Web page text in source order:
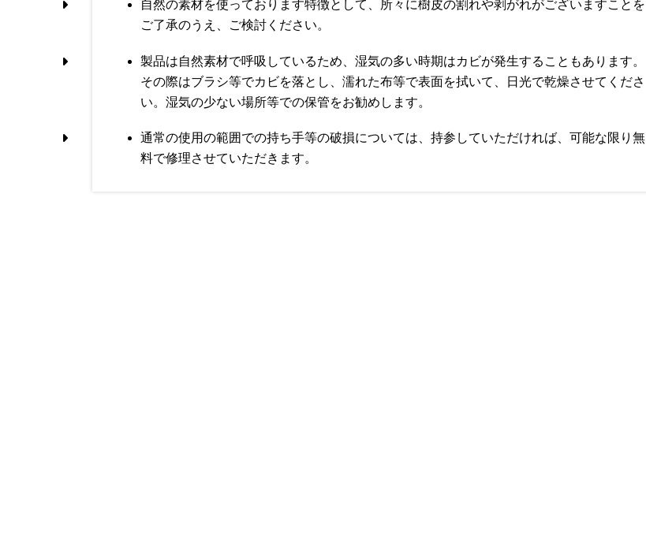
自然の素材を使っております特徴として、所々に樹皮の割れや剥がれがございますことを
ご了承のうえ、ご検討ください。
製品は自然素材で呼吸しているため、湿気の多い時期はカビが発生することもあります。
その際はブラシ等でカビを落とし、濡れた布等で表面を拭いて、日光で乾燥させてくださ
い。湿気の少ない場所等での保管をお勧めします。
通常の使用の範囲での持ち手等の破損については、持参していただければ、可能な限り無
料で修理させていただきます。